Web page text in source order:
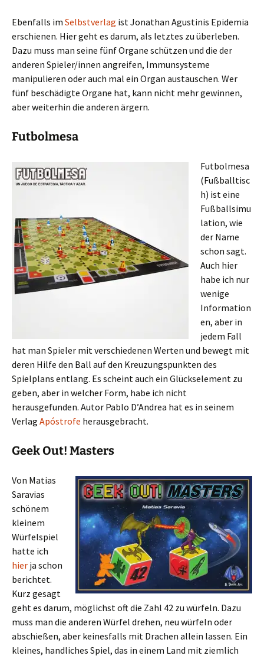
Ebenfalls im Selbstverlag ist Jonathan Agustinis Epidemia
erschienen. Hier geht es darum, als letztes zu überleben.
Dazu muss man seine fünf Organe schützen und die der
anderen Spieler/innen angreifen, Immunsysteme
manipulieren oder auch mal ein Organ austauschen. Wer
fünf beschädigte Organe hat, kann nicht mehr gewinnen,
aber weiterhin die anderen ärgern.
Futbolmesa
Futbolmesa
(Fußballtisc
h) ist eine
Fußballsimu
lation, wie
der Name
schon sagt.
Auch hier
habe ich nur
wenige
Information
en, aber in
jedem Fall
hat man Spieler mit verschiedenen Werten und bewegt mit
deren Hilfe den Ball auf den Kreuzungspunkten des
Spielplans entlang. Es scheint auch ein Glückselement zu
geben, aber in welcher Form, habe ich nicht
herausgefunden. Autor Pablo D’Andrea hat es in seinem
Verlag Apóstrofe herausgebracht.
Geek Out! Masters
Von Matias
Saravias
schönem
kleinem
Würfelspiel
hatte ich
hier ja schon
berichtet.
Kurz gesagt
geht es darum, möglichst oft die Zahl 42 zu würfeln. Dazu
muss man die anderen Würfel drehen, neu würfeln oder
abschießen, aber keinesfalls mit Drachen allein lassen. Ein
kleines, handliches Spiel, das in einem Land mit ziemlich